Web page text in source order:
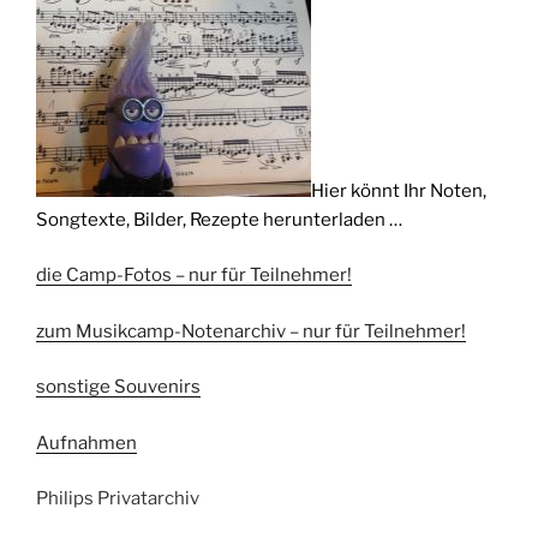
Hier könnt Ihr Noten,
Songtexte, Bilder, Rezepte herunterladen …
die Camp-Fotos – nur für Teilnehmer!
zum Musikcamp-Notenarchiv – nur für Teilnehmer!
sonstige Souvenirs
Aufnahmen
Philips Privatarchiv